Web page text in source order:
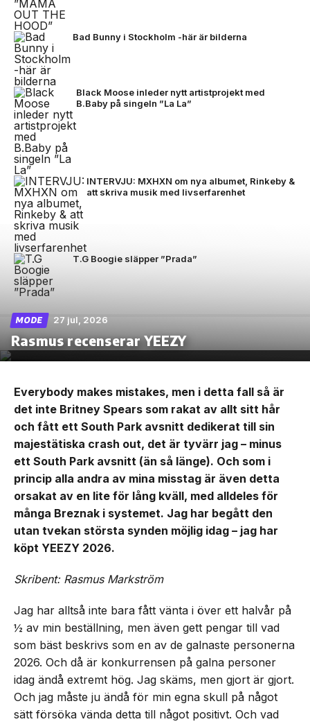
Bad Bunny i Stockholm -här är bilderna
Black Moose inleder nytt artistprojekt med
B.Baby på singeln ”La La”
INTERVJU: MXHXN om nya albumet, Rinkeby &
att skriva musik med livserfarenhet
T.G Boogie släpper ”Prada”
MODE 27 jul, 2026
Rasmus recenserar YEEZY
Everybody makes mistakes, men i detta fall så är
det inte Britney Spears som rakat av allt sitt hår
och fått ett South Park avsnitt dedikerat till sin
majestätiska crash out, det är tyvärr jag – minus
ett South Park avsnitt (än så länge). Och som i
princip alla andra av mina misstag är även detta
orsakat av en lite för lång kväll, med alldeles för
många Breznak i systemet. Jag har begått den
utan tvekan största synden möjlig idag – jag har
köpt YEEZY 2026.
Skribent: Rasmus Markström
Jag har alltså inte bara fått vänta i över ett halvår på
½ av min beställning, men även gett pengar till vad
som bäst beskrivs som en av de galnaste personerna
2026. Och då är konkurrensen på galna personer
idag ändå extremt hög. Jag skäms, men gjort är gjort.
Och jag måste ju ändå för min egna skull på något
sätt försöka vända detta till något positivt. Och vad